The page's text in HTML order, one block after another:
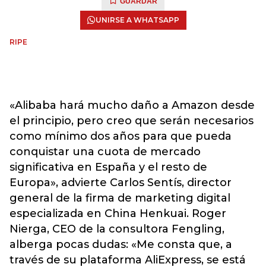
UNIRSE A WHATSAPP
RIPE
«Alibaba hará mucho daño a Amazon desde
el principio, pero creo que serán necesarios
como mínimo dos años para que pueda
conquistar una cuota de mercado
significativa en España y el resto de
Europa», advierte Carlos Sentís, director
general de la firma de marketing digital
especializada en China Henkuai. Roger
Nierga, CEO de la consultora Fengling,
alberga pocas dudas: «Me consta que, a
través de su plataforma AliExpress, se está